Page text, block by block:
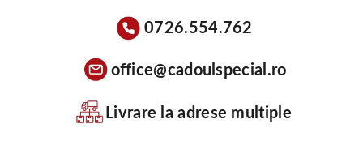
0726.554.762
office@cadoulspecial.ro
Livrare la adrese multiple